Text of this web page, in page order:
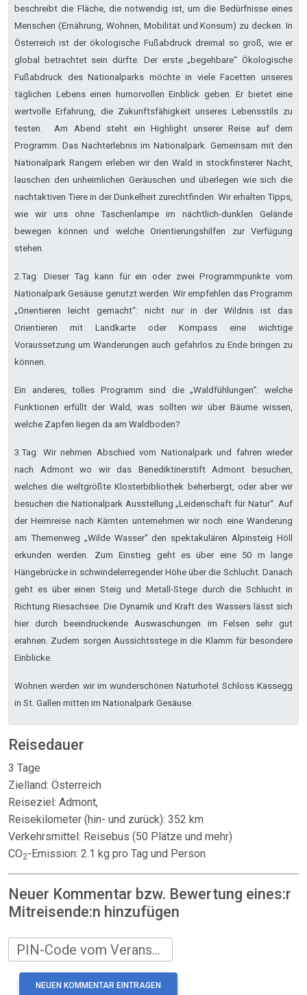
beschreibt die Fläche, die notwendig ist, um die Bedürfnisse eines
Menschen (Ernährung, Wohnen, Mobilität und Konsum) zu decken. In
Österreich ist der ökologische Fußabdruck dreimal so groß, wie er
global betrachtet sein dürfte. Der erste „begehbare“ Ökologische
Fußabdruck des Nationalparks möchte in viele Facetten unseres
täglichen Lebens einen humorvollen Einblick geben. Er bietet eine
wertvolle Erfahrung, die Zukunftsfähigkeit unseres Lebensstils zu
testen. Am Abend steht ein Highlight unserer Reise auf dem
Programm. Das Nachterlebnis im Nationalpark. Gemeinsam mit den
Nationalpark Rangern erleben wir den Wald in stockfinsterer Nacht,
lauschen den unheimlichen Geräuschen und überlegen wie sich die
nachtaktiven Tiere in der Dunkelheit zurechtfinden. Wir erhalten Tipps,
wie wir uns ohne Taschenlampe im nächtlich-dunklen Gelände
bewegen können und welche Orientierungshilfen zur Verfügung
stehen.
2.Tag: Dieser Tag kann für ein oder zwei Programmpunkte vom
Nationalpark Gesäuse genutzt werden. Wir empfehlen das Programm
„Orientieren leicht gemacht“: nicht nur in der Wildnis ist das
Orientieren mit Landkarte oder Kompass eine wichtige
Voraussetzung um Wanderungen auch gefahrlos zu Ende bringen zu
können.
Ein anderes, tolles Programm sind die „Waldfühlungen“: welche
Funktionen erfüllt der Wald, was sollten wir über Bäume wissen,
welche Zapfen liegen da am Waldboden?
3.Tag: Wir nehmen Abschied vom Nationalpark und fahren wieder
nach Admont wo wir das Benediktinerstift Admont besuchen,
welches die weltgrößte Klosterbibliothek beherbergt, oder aber wir
besuchen die Nationalpark Ausstellung „Leidenschaft für Natur“. Auf
der Heimreise nach Kärnten unternehmen wir noch eine Wanderung
am Themenweg „Wilde Wasser“ den spektakulären Alpinsteig Höll
erkunden werden. Zum Einstieg geht es über eine 50 m lange
Hängebrücke in schwindelerregender Höhe über die Schlucht. Danach
geht es über einen Steig und Metall-Stege durch die Schlucht in
Richtung Riesachsee. Die Dynamik und Kraft des Wassers lässt sich
hier durch beeindruckende Auswaschungen im Felsen sehr gut
erahnen. Zudem sorgen Aussichtsstege in die Klamm für besondere
Einblicke.
Wohnen werden wir im wunderschönen Naturhotel Schloss Kassegg
in St. Gallen mitten im Nationalpark Gesäuse.
Reisedauer
3 Tage
Zielland: Österreich
Reiseziel: Admont,
Reisekilometer (hin- und zurück): 352 km
Verkehrsmittel: Reisebus (50 Plätze und mehr)
CO2-Emission: 2.1 kg pro Tag und Person
Neuer Kommentar bzw. Bewertung eines:r
Mitreisende:n hinzufügen
PIN-Code vom Veranstalter